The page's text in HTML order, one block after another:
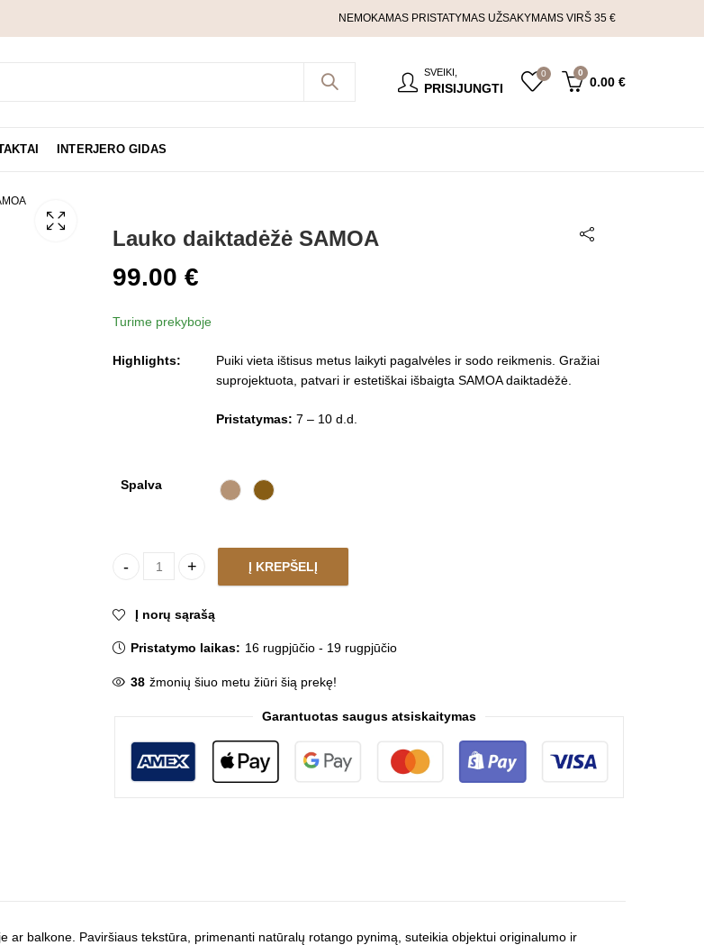
NEMOKAMAS PRISTATYMAS UŽSAKYMAMS VIRŠ 35 €
SVEIKI,
PRISIJUNGTI
0 0
0.00 €
INTERJERO GIDAS
Lauko daiktadėžė SAMOA
99.00 €
Turime prekyboje
Highlights:
Puiki vieta ištisus metus laikyti pagalvėles ir sodo reikmenis. Gražiai
suprojektuota, patvari ir estetiškai išbaigta SAMOA daiktadėžė.
Pristatymas: 7 – 10 d.d.
Spalva
Lauko daiktadėžė SAMOA quantity
Į KREPŠELĮ
Į norų sąrašą
Pristatymo laikas: 16 rugpjūčio - 19 rugpjūčio
38 žmonių šiuo metu žiūri šią prekę!
Garantuotas saugus atsiskaitymas
balkone. Paviršiaus tekstūra, primenanti natūralų rotango pynimą, suteikia objektui originalumo ir